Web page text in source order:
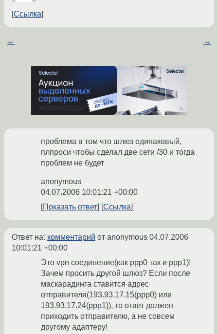
Ссылка
← →
проблема в том что шлюз одинаковый,
плпроси чтобы сделал две сети /30 и тогда
проблем не будет
anonymous
04.07.2006 10:01:21 +00:00
Показать ответ
Ссылка
Ответ на: комментарий от anonymous 04.07.2006
10:01:21 +00:00
Это vpn соединение(как ppp0 так и ppp1)!
Зачем просить другой шлюз? Если после
маскарадинга ставится адрес
отправителя(193.93.17.15(ppp0) или
193.93.17.24(ppp1)), то ответ должен
приходить отправителю, а не совсем
другому адаптеру!